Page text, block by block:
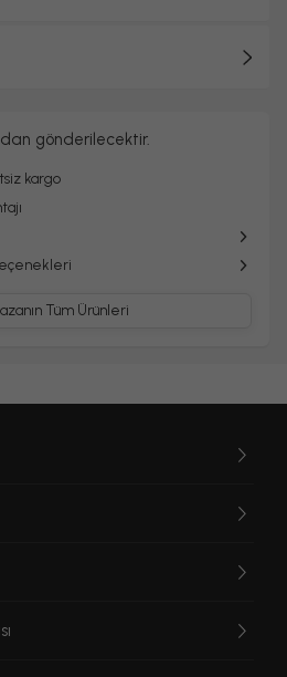
gönderilecektir.
kargo
Tüm Ürünleri